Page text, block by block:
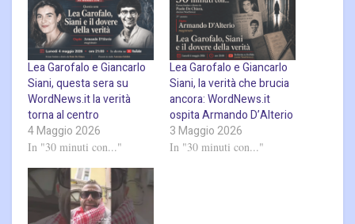
Lea Garofalo e Giancarlo
Siani, questa sera su
WordNews.it la verità
torna al centro
4 Maggio 2026
In "30 minuti con..."
Lea Garofalo e Giancarlo
Siani, la verità che brucia
ancora: WordNews.it
ospita Armando D’Alterio
3 Maggio 2026
In "30 minuti con..."